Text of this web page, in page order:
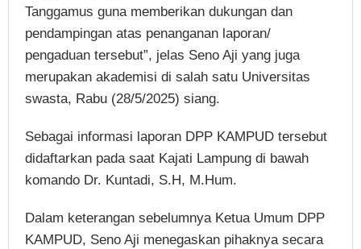
Tanggamus guna memberikan dukungan dan
pendampingan atas penanganan laporan/
pengaduan tersebut”, jelas Seno Aji yang juga
merupakan akademisi di salah satu Universitas
swasta, Rabu (28/5/2025) siang.
Sebagai informasi laporan DPP KAMPUD tersebut
didaftarkan pada saat Kajati Lampung di bawah
komando Dr. Kuntadi, S.H, M.Hum.
Dalam keterangan sebelumnya Ketua Umum DPP
KAMPUD, Seno Aji menegaskan pihaknya secara